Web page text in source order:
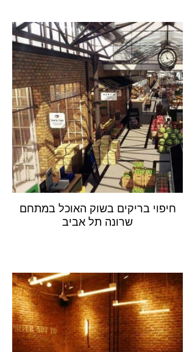
חיפוי בריקים בשוק האוכל במתחם
שרונה תל אביב